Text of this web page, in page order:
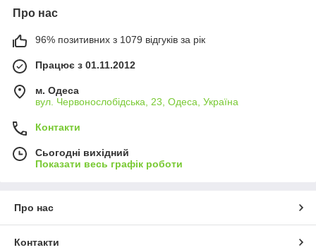
Про нас
96% позитивних з 1079 відгуків за рік
Працює з 01.11.2012
м. Одеса
вул. Червонослобідська, 23, Одеса, Україна
Контакти
Сьогодні вихідний
Показати весь графік роботи
Про нас
Контакти